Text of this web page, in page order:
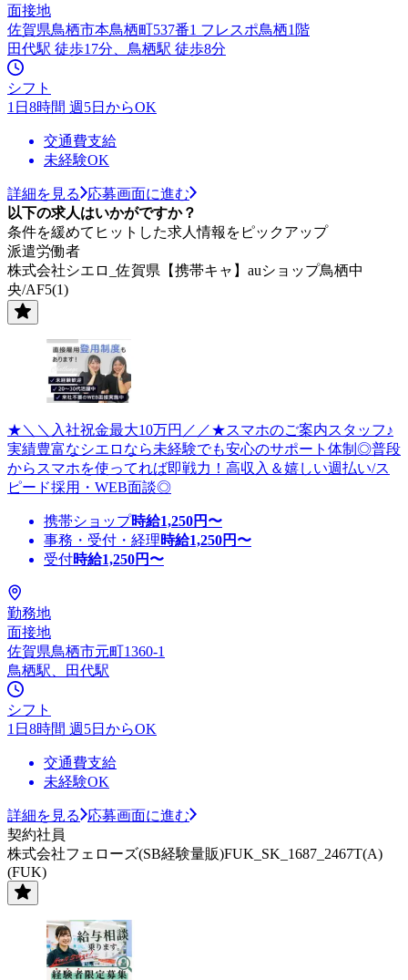
面接地
佐賀県鳥栖市本鳥栖町537番1 フレスポ鳥栖1階
田代駅 徒歩17分、鳥栖駅 徒歩8分
シフト
1日8時間 週5日からOK
交通費支給
未経験OK
詳細を見る
応募画面に進む
以下の求人はいかがですか？
条件を緩めてヒットした求人情報をピックアップ
派遣労働者
株式会社シエロ_佐賀県【携帯キャ】auショップ鳥栖中
央/AF5(1)
★＼＼入社祝金最大10万円／／★スマホのご案内スタッフ♪
実績豊富なシエロなら未経験でも安心のサポート体制◎普段
からスマホを使ってれば即戦力！高収入＆嬉しい週払い/ス
ピード採用・WEB面談◎
携帯ショップ時給1,250円〜
事務・受付・経理時給1,250円〜
受付時給1,250円〜
勤務地
面接地
佐賀県鳥栖市元町1360-1
鳥栖駅、田代駅
シフト
1日8時間 週5日からOK
交通費支給
未経験OK
詳細を見る
応募画面に進む
契約社員
株式会社フェローズ(SB経験量販)FUK_SK_1687_2467T(A)
(FUK)